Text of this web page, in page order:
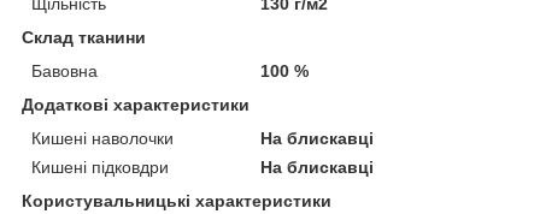
Щільність
130 г/м2
Склад тканини
Бавовна
100 %
Додаткові характеристики
Кишені наволочки
На блискавці
Кишені підковдри
На блискавці
Користувальницькі характеристики